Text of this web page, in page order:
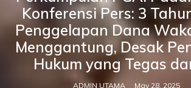
Konferensi Pers: 3
Penggelapan Dana
Menggantung, Desak
Hukum yang Tegas
ADMIN UTAMA May 28, 2025